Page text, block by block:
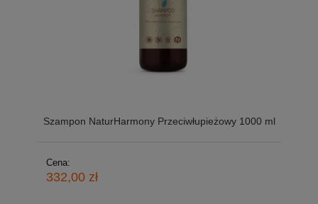
Szampon NaturHarmony Przeciwłupieżowy 1000 ml
Cena:
332,00 zł